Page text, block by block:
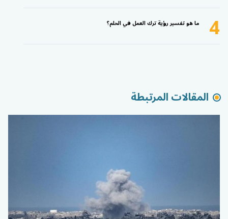
4
ما هو تفسير رؤية ترك العمل في الحلم؟
المقالات المرتبطة